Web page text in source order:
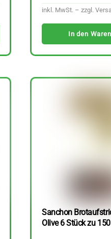
inkl. MwSt. – zzgl.
In den
Sanchon
Olive 6 Stück zu